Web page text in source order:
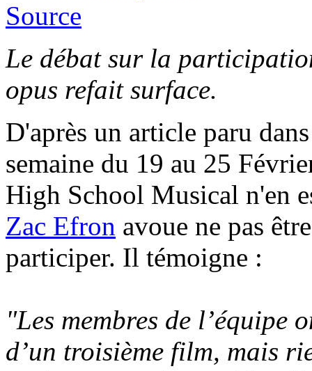
Source
Le débat sur la
opus refait surface.
D'après un article paru
semaine du 19 au 25
High School Musical n'en
Zac Efron avoue ne pas
participer. Il témoigne :
"Les membres de l’équipe
d’un troisième film, mais